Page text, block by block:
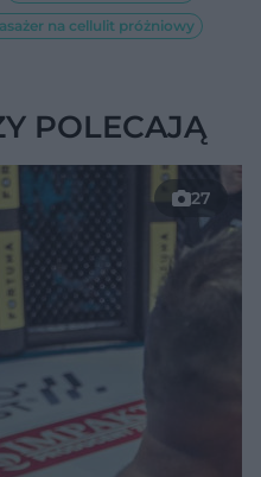
na cellulit próżniowy
POLECAJĄ
27